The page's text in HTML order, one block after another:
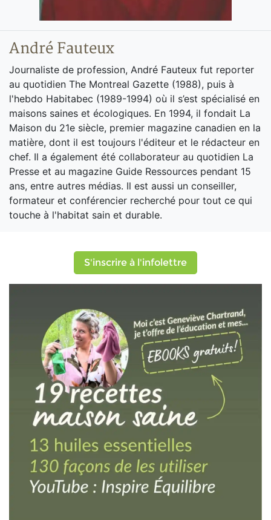
André Fauteux
Journaliste de profession, André Fauteux fut reporter
au quotidien The Montreal Gazette (1988), puis à
l'hebdo Habitabec (1989-1994) où il s’est spécialisé en
maisons saines et écologiques. En 1994, il fondait La
Maison du 21e siècle, premier magazine canadien en la
matière, dont il est toujours l'éditeur et le rédacteur en
chef. Il a également été collaborateur au quotidien La
Presse et au magazine Guide Ressources pendant 15
ans, entre autres médias. Il est aussi un conseiller,
formateur et conférencier recherché pour tout ce qui
touche à l'habitat sain et durable.
S'inscrire à l'infolettre